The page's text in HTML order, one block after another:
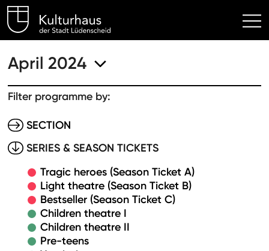
Kulturhaus Lüdenscheid
April 2024
Filter programme by:
SECTION
SERIES & SEASON TICKETS
Tragic heroes (Season Ticket A)
Light theatre (Season Ticket B)
Bestseller (Season Ticket C)
Children theatre I
Children theatre II
Pre-teens